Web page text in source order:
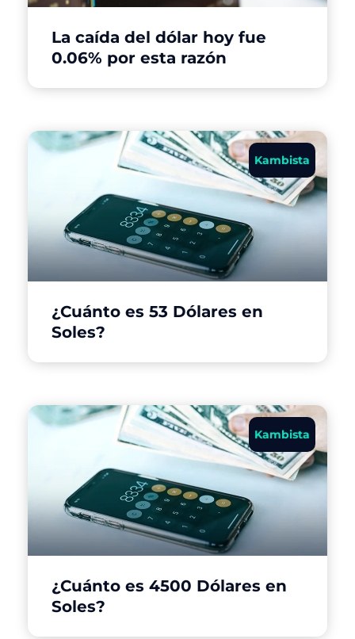
La caída del dólar hoy fue
0.06% por esta razón
Kambista
¿Cuánto es 53 Dólares en
Soles?
Kambista
¿Cuánto es 4500 Dólares en
Soles?